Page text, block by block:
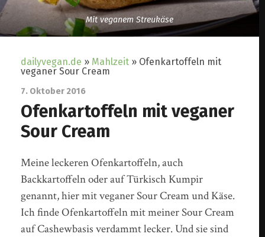
Mit veganem Streukäse
dailyvegan.de » Mahlzeit » Ofenkartoffeln mit
veganer Sour Cream
7. Oktober 2016
Ofenkartoffeln mit veganer
Sour Cream
Meine leckeren Ofenkartoffeln, auch
Backkartoffeln oder auf Türkisch Kumpir
genannt, hier mit veganer Sour Cream und Käse.
Ich finde Ofenkartoffeln mit meiner Sour Cream
auf Cashewbasis verdammt lecker. Und sie sind